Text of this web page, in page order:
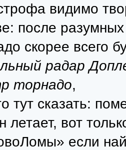
видимо
после
скорее всего
радар
торнадо,
тут сказать:
летает, вот
если